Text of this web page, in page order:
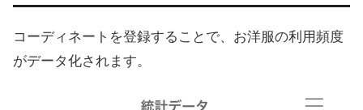
コーディネートを登録することで、お洋服の利用頻度
がデータ化されます。